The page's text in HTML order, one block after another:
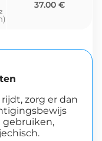
37.00 €
zorg er dan